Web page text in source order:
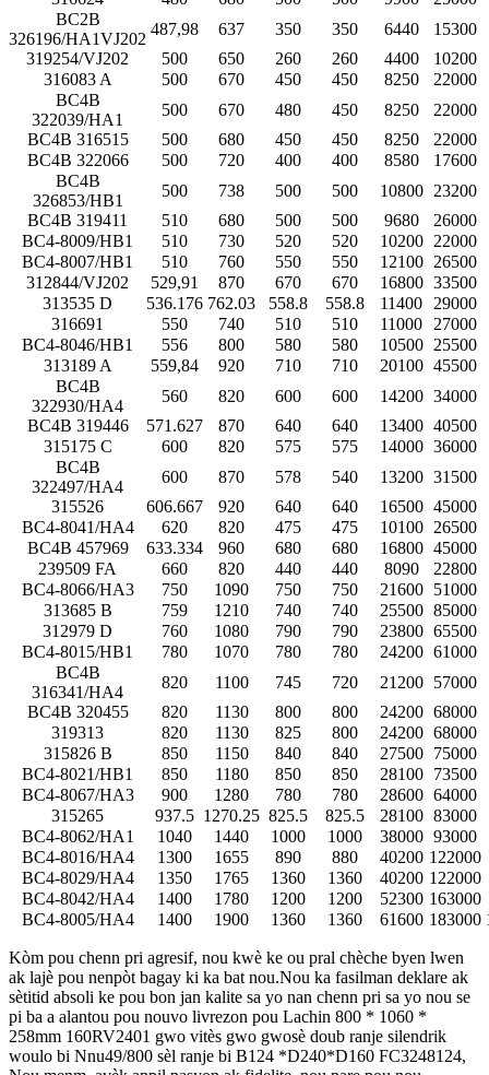
BC2B
326196/HA1VJ202
487,98 637 350 350 6440
15300
319254/VJ202
500 650 260 260 4400
10200
316083 A
500 670 450 450 8250
22000
BC4B
322039/HA1
500 670 480 450 8250
22000
BC4B 316515
500 680 450 450 8250
22000
BC4B 322066
500 720 400 400 8580
17600
BC4B
326853/HB1
500 738 500 500 10800
23200
BC4B 319411
510 680 500 500 9680
26000
BC4-8009/HB1
510 730 520 520 10200
22000
BC4-8007/HB1
510 760 550 550 12100
26500
312844/VJ202
529,91 870 670 670 16800 33500
313535 D
536.176 762.03 558.8 558.8 11400
29000
316691
550 740 510 510 11000
27000
BC4-8046/HB1
556 800 580 580 10500
25500
313189 A
559,84 920 710 710 20100 45500
BC4B
322930/HA4
560 820 600 600 14200 34000
BC4B 319446
571.627 870 640 640 13400 40500
315175 C
600 820 575 575 14000 36000
BC4B
322497/HA4
600 870 578 540 13200 31500
315526
606.667 920 640 640 16500 45000
BC4-8041/HA4
620 820 475 475 10100
26500
BC4B 457969
633.334 960 680 680 16800 45000
239509 FA
660 820 440 440 8090
22800
BC4-8066/HA3
750 1090 750 750 21600
51000
313685 B
759 1210 740 740 25500 85000
312979 D
760 1080 790 790 23800 65500
BC4-8015/HB1
780 1070 780 780 24200 61000
BC4B
316341/HA4
820 1100 745 720 21200
57000
BC4B 320455
820 1130 800 800 24200 68000
319313
820 1130 825 800 24200 68000
315826 B
850 1150 840 840 27500
75000
BC4-8021/HB1
850 1180 850 850 28100
73500
BC4-8067/HA3
900 1280 780 780 28600 64000
315265
937.5 1270.25 825.5 825.5 28100 83000
BC4-8062/HA1
1040 1440 1000 1000 38000 93000
BC4-8016/HA4
1300 1655 890 880 40200 122000
BC4-8029/HA4
1350 1765 1360 1360 40200 122000
BC4-8042/HA4
1400 1780 1200 1200 52300 163000
BC4-8005/HA4
1400 1900 1360 1360 61600 183000
Kòm pou chenn pri agresif, nou kwè ke ou pral chèche byen lwen
ak lajè pou nenpòt bagay ki ka bat nou.Nou ka fasilman deklare ak
sètitid absoli ke pou bon jan kalite sa yo nan chenn pri sa yo nou se
pi ba a alantou pou nouvo livrezon pou Lachin 800 * 1060 *
258mm 160RV2401 gwo vitès gwo gwosè doub ranje silendrik
woulo bi Nnu49/800 sèl ranje bi B124 *D240*D160 FC3248124,